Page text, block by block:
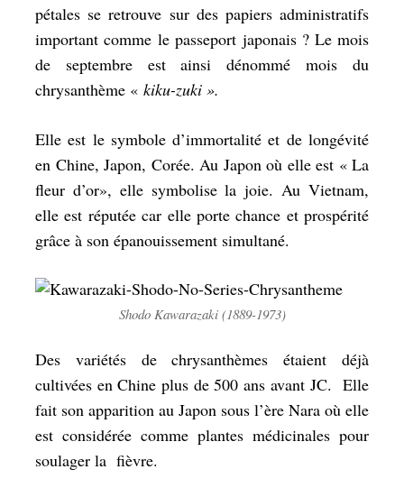
pétales se retrouve sur des papiers administratifs
important comme le passeport japonais ? Le mois
de septembre est ainsi dénommé mois du
chrysanthème « kiku-zuki ».
Elle est le symbole d’immortalité et de longévité
en Chine, Japon, Corée. Au Japon où elle est « La
fleur d’or», elle symbolise la joie. Au Vietnam,
elle est réputée car elle porte chance et prospérité
grâce à son épanouissement simultané.
Shodo Kawarazaki (1889-1973)
Des variétés de chrysanthèmes étaient déjà
cultivées en Chine plus de 500 ans avant JC. Elle
fait son apparition au Japon sous l’ère Nara où elle
est considérée comme plantes médicinales pour
soulager la fièvre.